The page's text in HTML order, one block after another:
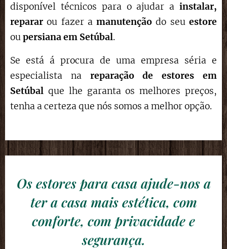
disponível técnicos para o ajudar a instalar,
reparar ou fazer amanutenção do seuestore
oupersiana em Setúbal.
Se está á procura de uma empresa séria e
especialista na reparação de estores em
Setúbal que lhe garanta os melhores preços,
tenha a certeza que nós somos a melhor opção.
Os estores para casa ajude-nos a
ter a casa mais estética, com
conforte, com privacidade e
segurança.